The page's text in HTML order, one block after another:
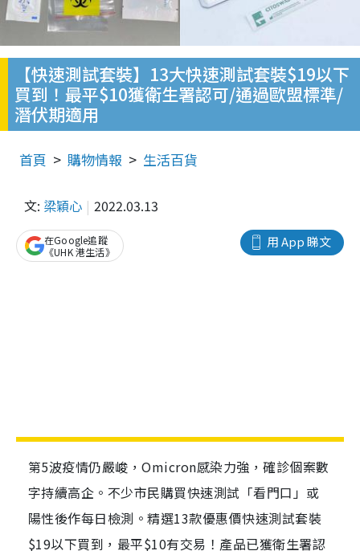
【快速測試套裝】13大快速測試套裝$19以下
買到！最平$10獲衛生署認可/通過歐盟標準/
潛伏期適用
首頁 購物情報 生活百貨
文: 梁穎心 2022.03.13
用 App 睇文
在Google追蹤
《UHK 港生活》
第5波疫情仍嚴峻，Omicron感染力強，確診個案數
字持續高企。不少市民購買快速測試「看門口」或
陽性後作每日檢測。精選13款優惠價快速測試套裝
$19以下買到，最平$10有交易！產品已獲衛生署認